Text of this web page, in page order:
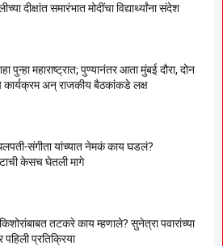
दीक्षांत समारंभात मोदींचा विद्यार्थ्यांना संदेश
पुन्हा महाराष्ट्रात; पुण्यानंतर आता मुंबई दौरा, दोन
कार्यक्रम अन् राजकीय बैठकांकडे लक्ष
संगीता यांच्यात नेमकं काय घडलं?
केसच घेतली मागे
तटकरे काय म्हणाले? सुनेत्रा पवारांच्या
पहिली प्रतिक्रिया